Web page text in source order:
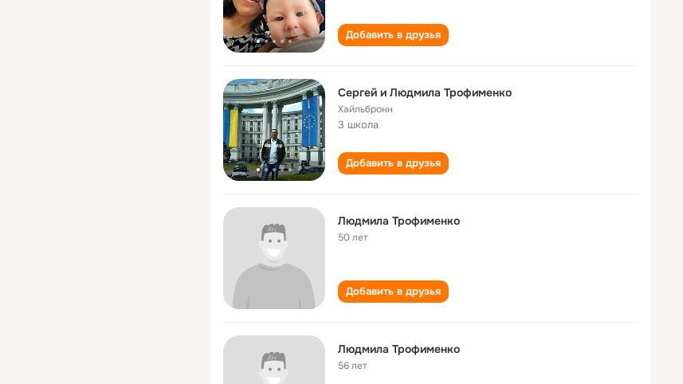
Добавить в друзья
Сергей и Людмила Трофименко
Хайльбронн
3 школа
Добавить в друзья
Людмила Трофименко
50 лет
Добавить в друзья
Людмила Трофименко
56 лет